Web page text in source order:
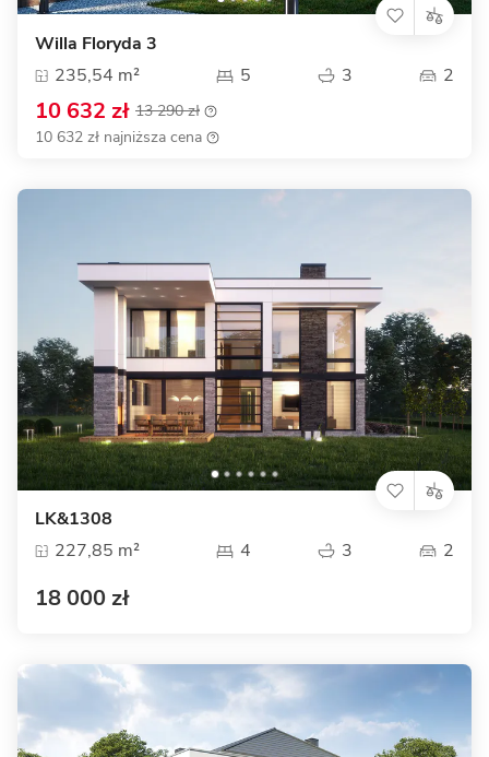
Willa Floryda 3
235,54 m²
5 3 2
10 632 zł 13 290 zł
10 632 zł najniższa cena
LK&1308
227,85 m²
4 3 2
18 000 zł